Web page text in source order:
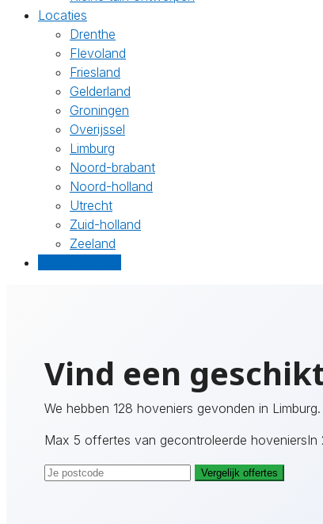
Locaties
Drenthe
Flevoland
Friesland
Gelderland
Groningen
Overijssel
Limburg
Noord-brabant
Noord-holland
Utrecht
Zuid-holland
Zeeland
Vind een
We hebben 128 hoveniers gevonden in Limburg.
Max 5 offertes van gecontroleerde hoveniersIn
Vergelijk offertes